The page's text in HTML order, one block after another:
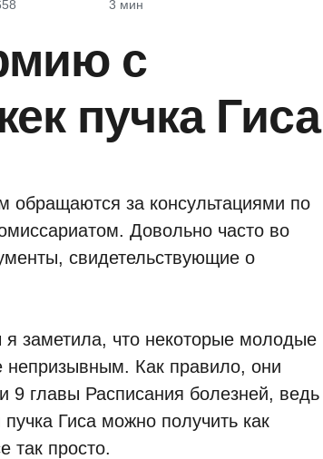
3 мин
с
пучка Гиса
за консультациями по
Довольно часто во
свидетельствующие о
заметила, что некоторые молодые
Как правило, они
9 главы Расписания болезней, ведь
Гиса можно получить как
так просто.